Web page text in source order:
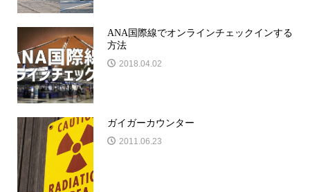
ANA国際線でオンラインチェックインする
方法
2018.04.02
ガイガーカウンター
2011.06.23